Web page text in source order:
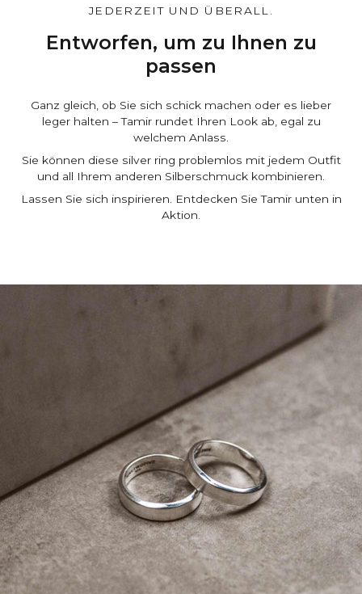
Auf der Warenkorbseite können Sie die box und den
Nachricht hinterlassen. Kostenlos.
JEDERZEIT UND ÜBERALL.
Entworfen, um zu Ihnen zu
passen
Ganz gleich, ob Sie sich schick machen oder es lieber
leger halten – Tamir rundet Ihren Look ab, egal zu
welchem Anlass.
Sie können diese silver ring problemlos mit jedem Outfit
und all Ihrem anderen Silberschmuck kombinieren.
Lassen Sie sich inspirieren. Entdecken Sie Tamir unten in
Aktion.